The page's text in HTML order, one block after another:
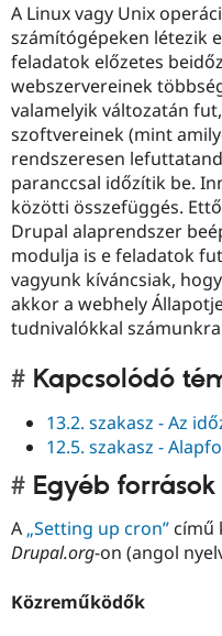
A Linux vagy Unix
számítógépeken létezik
feladatok előzetes
webszervereinek
valamelyik változatán
szoftvereinek (mint
rendszeresen
paranccsal időzítik be.
közötti összefüggés.
Drupal alaprendszer
modulja is e feladatok
vagyunk kíváncsiak,
akkor a webhely
tudnivalókkal
Kapcsolódó
13.2. szakasz - Az
12.5. szakasz -
Egyéb források
A „Setting up cron” című
Drupal.org-on (angol
Közreműködők